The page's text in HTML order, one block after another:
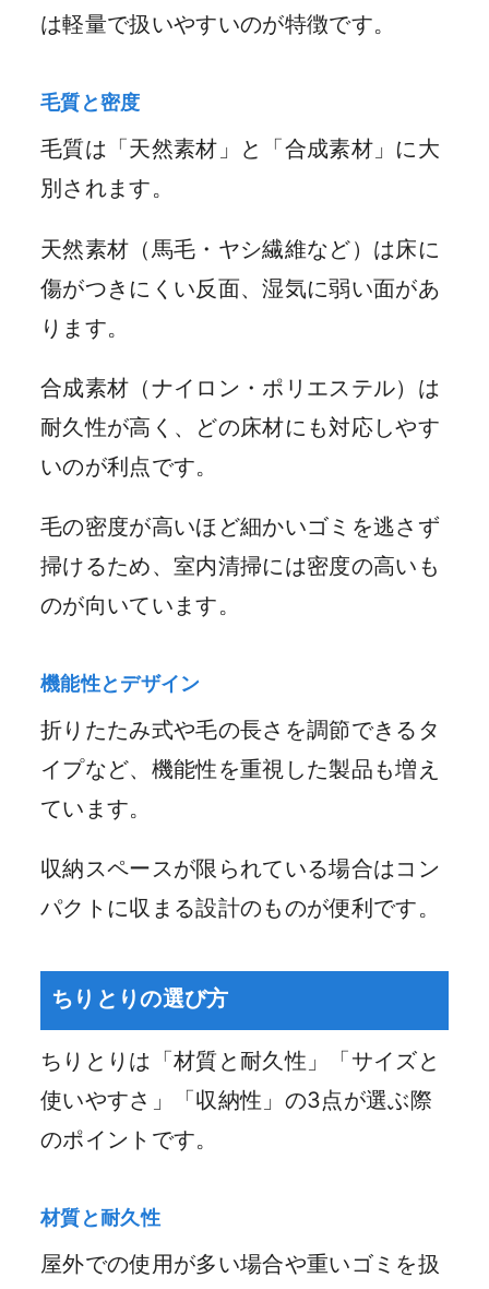
は軽量で扱いやすいのが特徴です。
毛質と密度
毛質は「天然素材」と「合成素材」に大
別されます。
天然素材（馬毛・ヤシ繊維など）は床に
傷がつきにくい反面、湿気に弱い面があ
ります。
合成素材（ナイロン・ポリエステル）は
耐久性が高く、どの床材にも対応しやす
いのが利点です。
毛の密度が高いほど細かいゴミを逃さず
掃けるため、室内清掃には密度の高いも
のが向いています。
機能性とデザイン
折りたたみ式や毛の長さを調節できるタ
イプなど、機能性を重視した製品も増え
ています。
収納スペースが限られている場合はコン
パクトに収まる設計のものが便利です。
ちりとりの選び方
ちりとりは「材質と耐久性」「サイズと
使いやすさ」「収納性」の3点が選ぶ際
のポイントです。
材質と耐久性
屋外での使用が多い場合や重いゴミを扱